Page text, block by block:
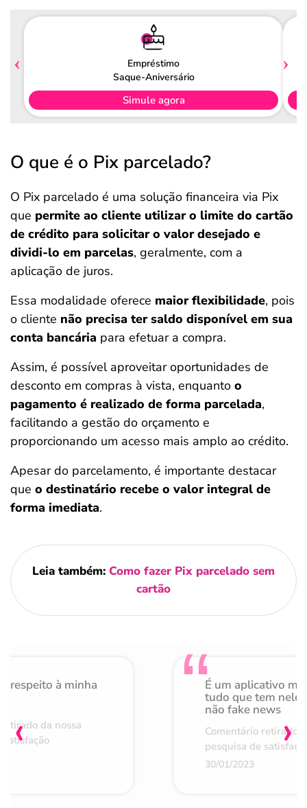
Empréstimo
Saque-Aniversário
Simule agora
O que é o Pix parcelado?
O Pix parcelado é uma solução financeira via Pix
que permite ao cliente utilizar o limite do cartão
de crédito para solicitar o valor desejado e
dividi-lo em parcelas, geralmente, com a
aplicação de juros.
Essa modalidade oferece maior flexibilidade, pois
o cliente não precisa ter saldo disponível em sua
conta bancária para efetuar a compra.
Assim, é possível aproveitar oportunidades de
desconto em compras à vista, enquanto o
pagamento é realizado de forma parcelada,
facilitando a gestão do orçamento e
proporcionando um acesso mais amplo ao crédito.
Apesar do parcelamento, é importante destacar
que o destinatário recebe o valor integral de
forma imediata.
Leia também: Como fazer Pix parcelado sem
cartão
respeito à minha
da nossa
É um aplicativo
tudo que tem nele
não fake news
Comentário retirado
pesquisa de
30/01/2023
‹ ›